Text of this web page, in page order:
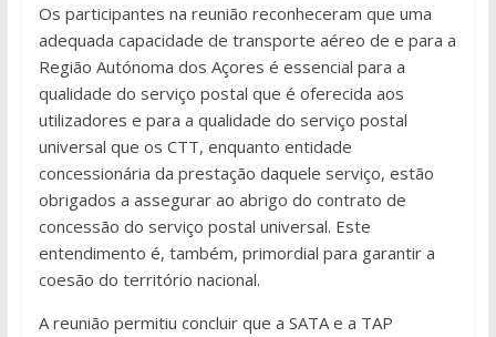
Os participantes na reunião reconheceram que uma
adequada capacidade de transporte aéreo de e para a
Região Autónoma dos Açores é essencial para a
qualidade do serviço postal que é oferecida aos
utilizadores e para a qualidade do serviço postal
universal que os CTT, enquanto entidade
concessionária da prestação daquele serviço, estão
obrigados a assegurar ao abrigo do contrato de
concessão do serviço postal universal. Este
entendimento é, também, primordial para garantir a
coesão do território nacional.
A reunião permitiu concluir que a SATA e a TAP